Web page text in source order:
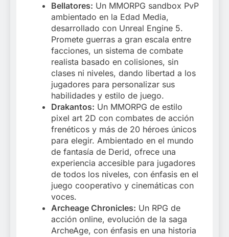
Bellatores: Un MMORPG sandbox PvP
ambientado en la Edad Media,
desarrollado con Unreal Engine 5.
Promete guerras a gran escala entre
facciones, un sistema de combate
realista basado en colisiones, sin
clases ni niveles, dando libertad a los
jugadores para personalizar sus
habilidades y estilo de juego.
Drakantos: Un MMORPG de estilo
pixel art 2D con combates de acción
frenéticos y más de 20 héroes únicos
para elegir. Ambientado en el mundo
de fantasía de Derid, ofrece una
experiencia accesible para jugadores
de todos los niveles, con énfasis en el
juego cooperativo y cinemáticas con
voces.
Archeage Chronicles: Un RPG de
acción online, evolución de la saga
ArcheAge, con énfasis en una historia